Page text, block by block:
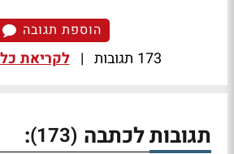
הוספת תגובה
173 תגובות | לקריאת
תגובות לכתבה (173)
: